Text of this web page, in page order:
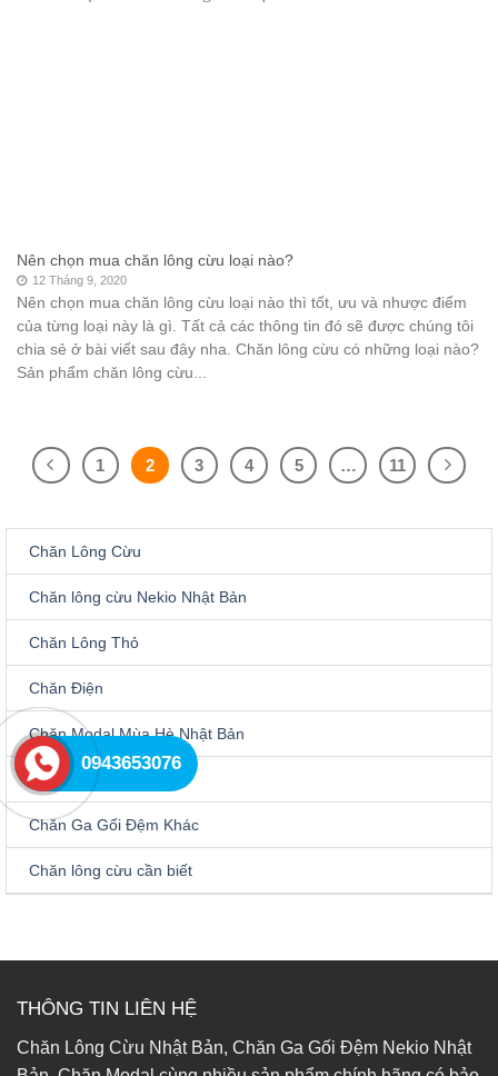
Nên chọn mua chăn lông cừu loại nào?
12 Tháng 9, 2020
Nên chọn mua chăn lông cừu loại nào thì tốt, ưu và nhược điểm
của từng loại này là gì. Tất cả các thông tin đó sẽ được chúng tôi
chia sẻ ở bài viết sau đây nha. Chăn lông cừu có những loại nào?
Sản phẩm chăn lông cừu...
1 2 3 4 5 … 11
Chăn Lông Cừu
Chăn lông cừu Nekio Nhật Bản
Chăn Lông Thỏ
Chăn Điện
Chăn Modal Mùa Hè Nhật Bản
Chiếu Điều Hòa
Chăn Ga Gối Đệm Khác
Chăn lông cừu cần biết
THÔNG TIN LIÊN HỆ
Chăn Lông Cừu Nhật Bản, Chăn Ga Gối Đệm Nekio Nhật
0943653076